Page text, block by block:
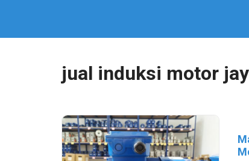
jual induksi motor